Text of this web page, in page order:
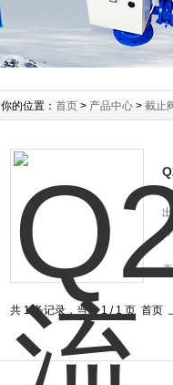
你的位置： 首页 > 产品中心 > 截止
共 1 条记录，当前 1 / 1 页 首页